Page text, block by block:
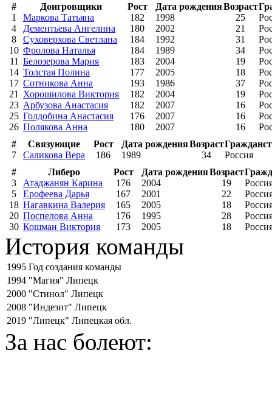
#
Доигровщики Рост Дата рожденияВозраст
1
Маркова Татьяна 182 1998 25
4
Дементьева Ангелина 180 2002 21
8
Суховерхова Светлана 184 1992 31
10 Фролова Наталья 184 1989 34
11 Белозерова Мария 183 2004 19
14 Толстая Полина 177 2005 18
17 Сотникова Анна 193 1986 37
21
Хорошилова Виктория 182 2004 19
23 Арбузова Анастасия 182 2007 16
25 Голдобина Анастасия 176 2007 16
26 Полякова Анна 180 2007 16
#
Связующие Рост Дата рожденияВозраст
7
Саликова Вера 186 1989 34
Россия
#
Либеро Рост Дата рожденияВозраст
3
Атаджанян Карина 176 2004 19
5
Ерофеева Дарья 167 2001 22
18 Нагавкина Валерия 165 2005 18
20 Поспелова Анна 176 1995 28
30 Кошман Виктория 173 2005 18
История команды
1995 Год создания команды
1994 "Магия" Липецк
2000 "Стинол" Липецк
2008 "Индезит" Липецк
2019 "Липецк" Липецкая обл.
За нас болеют: